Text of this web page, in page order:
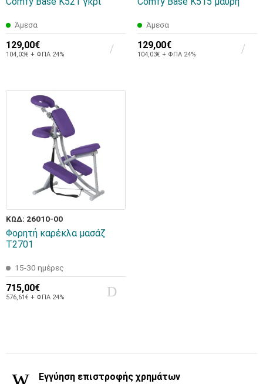
Άμεσα
129,00€
104,03€ + ΦΠΑ 24%
Άμεσα
129,00€
104,03€ + ΦΠΑ 24%
ΚΩΔ: 26010-00
Φορητή καρέκλα μασάζ
T2701
15-30 ημέρες
715,00€
576,61€ + ΦΠΑ 24%
Εγγύηση επιστροφής χρημάτων